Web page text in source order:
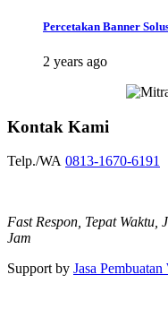
Percetakan Banner
2 years ago
Kontak Kami
Telp./WA 0813-1670-6191
Fast Respon, Tepat
Jam
Support by Jasa